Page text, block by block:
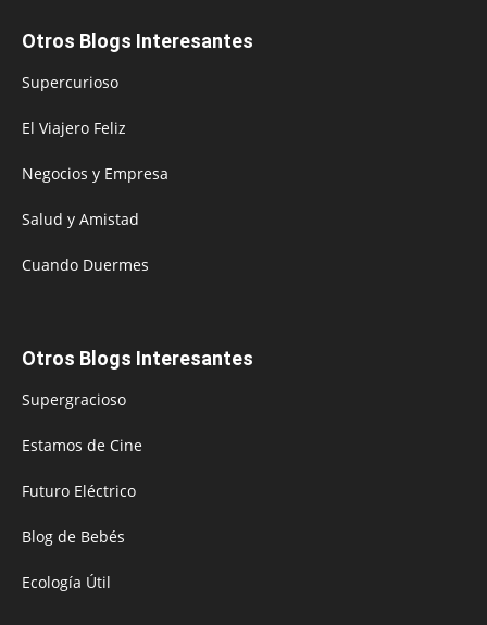
Otros Blogs Interesantes
Supercurioso
El Viajero Feliz
Negocios y Empresa
Salud y Amistad
Cuando Duermes
Otros Blogs Interesantes
Supergracioso
Estamos de Cine
Futuro Eléctrico
Blog de Bebés
Ecología Útil